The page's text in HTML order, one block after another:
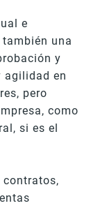
e
una
y
agilidad en
pero
como
si es el
contratos,